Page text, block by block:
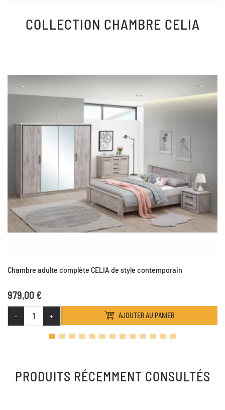
COLLECTION CHAMBRE CELIA
Chambre adulte complète CELIA de style contemporain
979,00 €
- + AJOUTER AU PANIER
PRODUITS RÉCEMMENT CONSULTÉS